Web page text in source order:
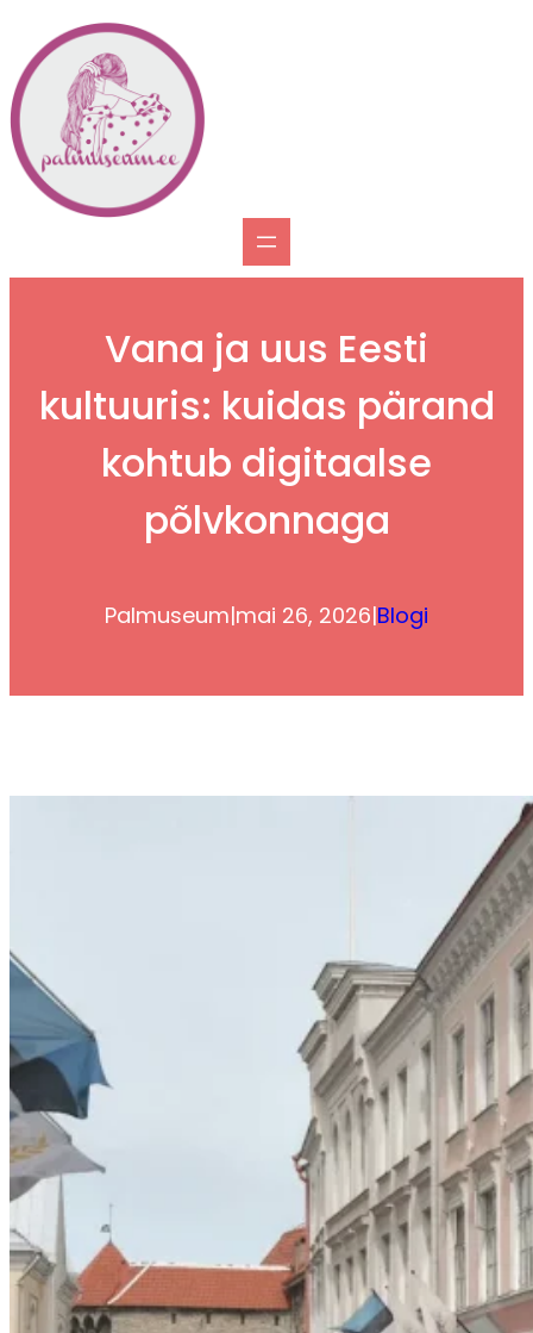
sisu
juurde
Vana ja uus Eesti
kultuuris: kuidas pärand
kohtub digitaalse
põlvkonnaga
Palmuseum|mai 26, 2026|Blogi